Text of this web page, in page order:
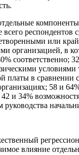
всего респондентов
или
организацией, в
соответственно;
платы в сравнении
58 и
и 34%
влияние